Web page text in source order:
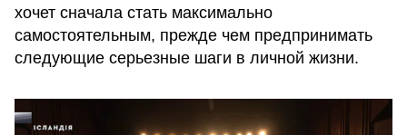
хочет сначала стать максимально
самостоятельным, прежде чем предпринимать
следующие серьезные шаги в личной жизни.